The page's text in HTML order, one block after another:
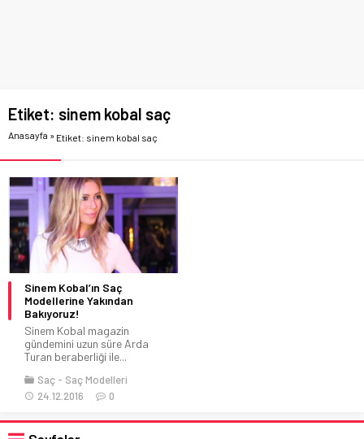
Etiket: sinem kobal saç
Anasayfa » Etiket: sinem kobal saç
Sinem Kobal’ın Saç
Modellerine Yakından
Bakıyoruz!
Sinem Kobal magazin
gündemini uzun süre Arda
Turan beraberliği ile...
Saç
Saç Modelleri
24.12.2016
0